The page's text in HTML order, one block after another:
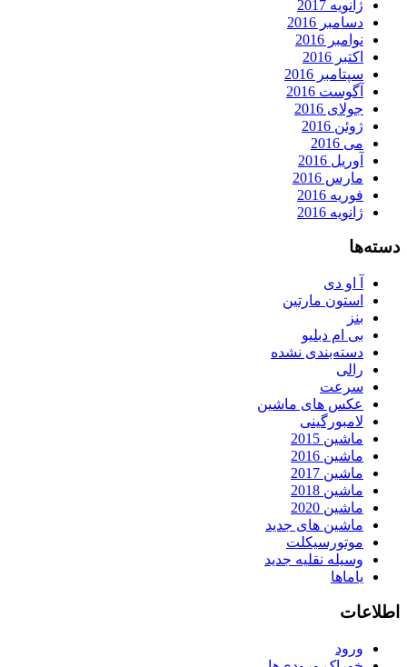
ژانویه 2017
دسامبر 2016
نوامبر 2016
اکتبر 2016
سپتامبر 2016
آگوست 2016
جولای 2016
ژوئن 2016
می 2016
آوریل 2016
مارس 2016
فوریه 2016
ژانویه 2016
دسته‌ها
آ او دی
استون مارتین
بنز
بی ام دبلیو
دسته‌بندی نشده
رالی
سرعت
عکس های ماشین
لامبورگینی
ماشین 2015
ماشین 2016
ماشین 2017
ماشین 2018
ماشین 2020
ماشین های جدید
موتورسیکلت
وسیله نقلیه جدید
یاماها
اطلاعات
ورود